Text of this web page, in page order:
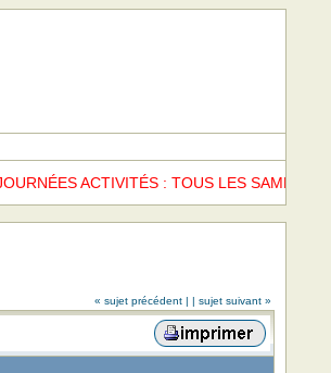
ACTIVITÉS : TOUS LES SAMEDIS =>=>
« sujet précédent | | sujet suivant »